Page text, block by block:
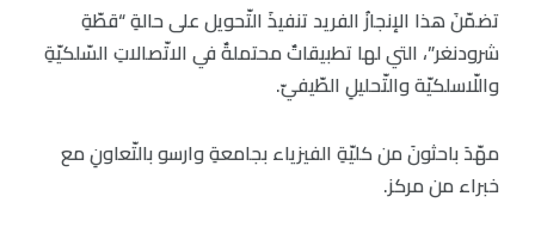
تضمّنَ هذا الإنجازُ الفريد تنفيذَ التّحويل على حالةِ “قطّةِ
شرودنغر”، التي لها تطبيقاتٌ محتملةٌ في الاتّصالاتِ السّلكيّةِ
واللّاسلكيّة والتّحليلِ الطّيفيّ.
مهّدَ باحثونَ من كليّةِ الفيزياء بجامعةِ وارسو بالتّعاونِ مع
خبراء من مركز.